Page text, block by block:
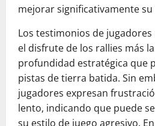
mejorar significativamente
Los testimonios de
el disfrute de los rallies más
profundidad estratégica que
pistas de tierra batida. Sin
jugadores expresan
lento, indicando que puede
su estilo de juego agresivo.